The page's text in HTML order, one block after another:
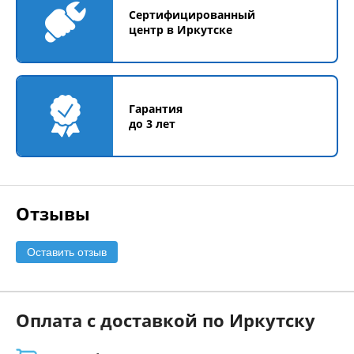
Сертифицированный
центр в Иркутске
Гарантия
до 3 лет
Отзывы
Оставить отзыв
Оплата с доставкой по Иркутску